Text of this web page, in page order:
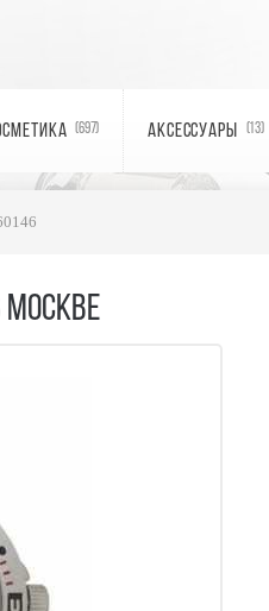
(697) АКСЕССУАРЫ (13)
МОСКВЕ